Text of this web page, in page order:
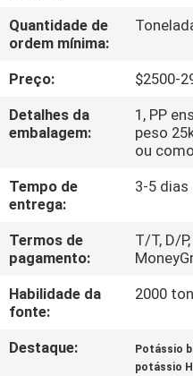
VISITA
À
FÁBRICA
CONTROLE
QUALIDADE
CONTACTE-
NOS
NOTÍCIAS
Quantidade de
ordem mínima:
Preço:
$2500-
Detalhes da
embalagem:
1, PP
peso
ou
Tempo de
entrega:
3-5 dias
Termos de
pagamento:
T/T, D/
Habilidade da
fonte:
2000
Destaque: Potássio
potássio